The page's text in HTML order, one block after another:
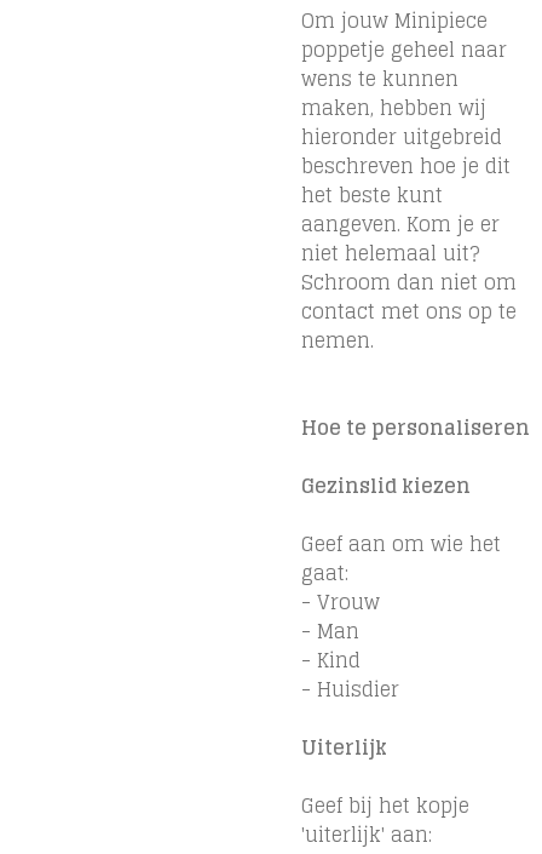
Om jouw Minipiece
poppetje geheel naar
wens te kunnen
maken, hebben wij
hieronder uitgebreid
beschreven hoe je dit
het beste kunt
aangeven. Kom je er
niet helemaal uit?
Schroom dan niet om
contact met ons op te
nemen.
Hoe te personaliseren
Gezinslid kiezen
Geef aan om wie het
gaat:
- Vrouw
- Man
- Kind
- Huisdier
Uiterlijk
Geef bij het kopje
'uiterlijk' aan: